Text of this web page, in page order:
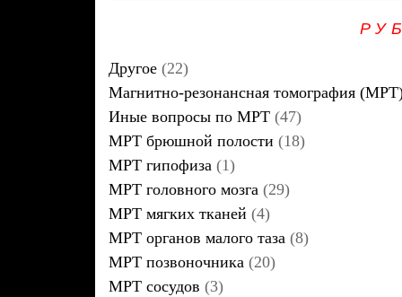
Другое (22)
Магнитно-резонансная томография
Иные вопросы по МРТ (47)
МРТ брюшной полости (18)
МРТ гипофиза (1)
МРТ головного мозга (29)
МРТ мягких тканей (4)
МРТ органов малого таза (8)
МРТ позвоночника (20)
МРТ сосудов (3)